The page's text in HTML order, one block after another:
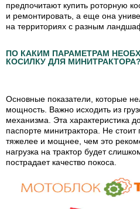
предпочитают купить роторную
и ремонтировать, а еще она
на территориях с разным
ПО КАКИМ ПАРАМЕТРАМ
КОСИЛКУ ДЛЯ МИНИТРАКТОРА?
Основные показатели, которые
мощность . Важно исходить из
механизма. Эта характеристика
паспорте минитрактора. Не
тяжелее и мощнее, чем это
нагрузка на трактор будет
пострадает качество покоса.